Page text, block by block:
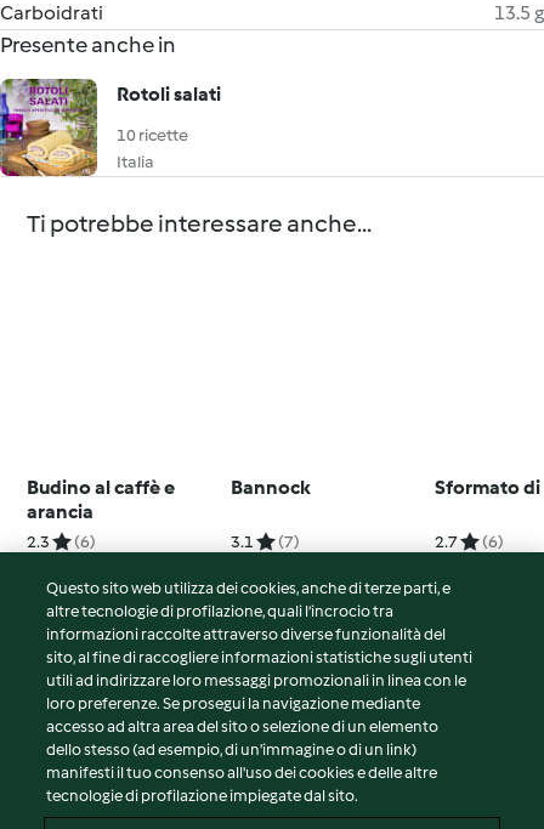
Carboidrati
13.5 g
Presente anche in
Rotoli salati
10 ricette
Italia
Ti potrebbe interessare anche...
Budino al caffè e
arancia
2.3 (6)
Bannock
3.1 (7)
Sformato di
2.7 (6)
© Copyright 2026
Termini del servizio
Informativa sulla privacy
Avvertenze generali
Note legali
Questo sito web utilizza dei cookies, anche di terze parti, e
altre tecnologie di profilazione, quali l’incrocio tra
informazioni raccolte attraverso diverse funzionalità del
sito, al fine di raccogliere informazioni statistiche sugli utenti
utili ad indirizzare loro messaggi promozionali in linea con le
loro preferenze. Se prosegui la navigazione mediante
accesso ad altra area del sito o selezione di un elemento
dello stesso (ad esempio, di un'immagine o di un link)
manifesti il tuo consenso all'uso dei cookies e delle altre
tecnologie di profilazione impiegate dal sito.